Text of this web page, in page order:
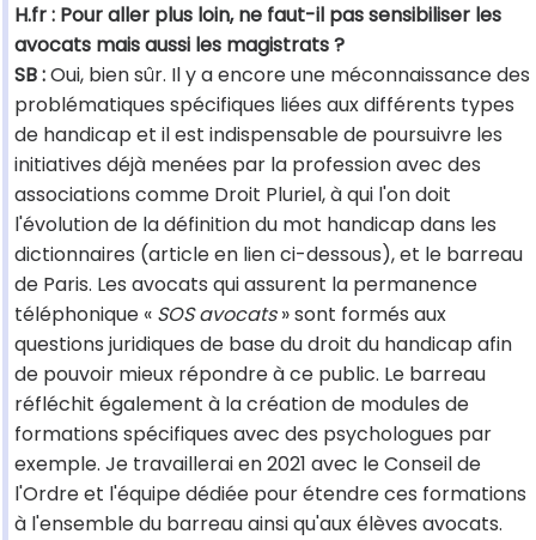
H.fr : Pour aller plus loin, ne faut-il pas sensibiliser les
avocats mais aussi les magistrats ?
SB :Oui, bien sûr. Il y a encore une méconnaissance des
problématiques spécifiques liées aux différents types
de handicap et il est indispensable de poursuivre les
initiatives déjà menées par la profession avec des
associations comme Droit Pluriel, à qui l'on doit
l'évolution de la définition du mot handicap dans les
dictionnaires (article en lien ci-dessous), et le barreau
de Paris. Les avocats qui assurent la permanence
téléphonique « SOS avocats» sont formés aux
questions juridiques de base du droit du handicap afin
de pouvoir mieux répondre à ce public. Le barreau
réfléchit également à la création de modules de
formations spécifiques avec des psychologues par
exemple. Je travaillerai en 2021 avec le Conseil de
l'Ordre et l'équipe dédiée pour étendre ces formations
à l'ensemble du barreau ainsi qu'aux élèves avocats.